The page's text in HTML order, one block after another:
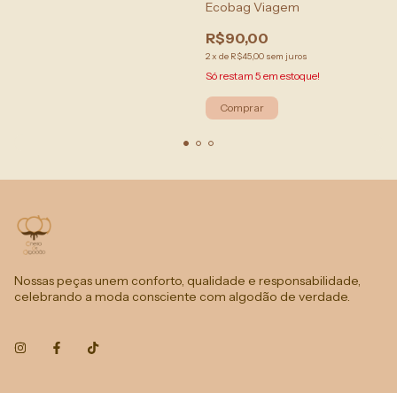
Ecobag Viagem
R$90,00
2x de R$45,00 sem juros
Só restam 5 em estoque!
Nossas peças unem conforto, qualidade e responsabilidade,
celebrando a moda consciente com algodão de verdade.